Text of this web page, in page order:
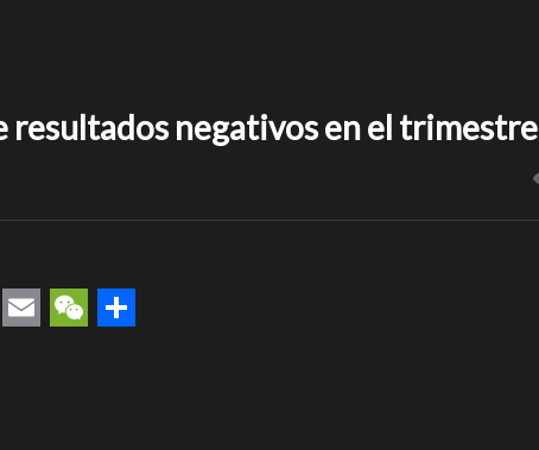
resultados negativos en el trimestre